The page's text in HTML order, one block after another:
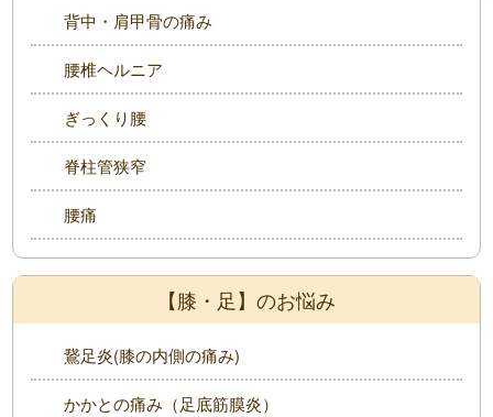
背中・肩甲骨の痛み
腰椎ヘルニア
ぎっくり腰
脊柱管狭窄
腰痛
【膝・足】のお悩み
鵞足炎(膝の内側の痛み)
かかとの痛み（足底筋膜炎）